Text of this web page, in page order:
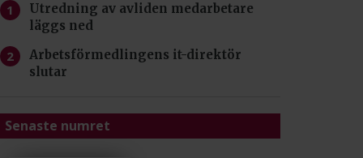
Utredning av avliden medarbetare
läggs ned
Arbetsförmedlingens it-direktör
slutar
Senaste numret